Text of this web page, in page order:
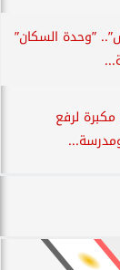
”وحدة السكان”
مكبرة لرفع